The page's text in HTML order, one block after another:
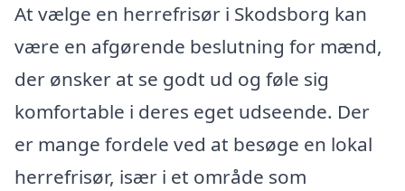
At vælge en herrefrisør i Skodsborg kan
være en afgørende beslutning for mænd,
der ønsker at se godt ud og føle sig
komfortable i deres eget udseende. Der
er mange fordele ved at besøge en lokal
herrefrisør, især i et område som